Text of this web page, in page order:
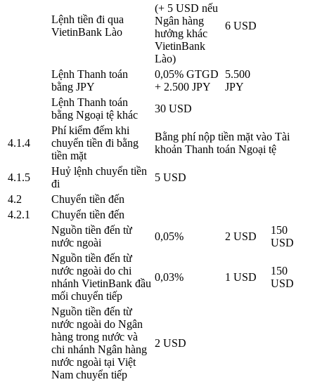
Lệnh tiền đi qua
VietinBank Lào
6 USD
(+ 5 USD nếu
Ngân hàng
hưởng khác
VietinBank
Lào)
Lệnh Thanh toán
bằng JPY
0,05% GTGD
+ 2.500 JPY
5.500
JPY
Lệnh Thanh toán
bằng Ngoại tệ khác
30 USD
4.1.4
Phí kiểm đếm khi
chuyển tiền đi bằng
tiền mặt
Bằng phí nộp tiền mặt vào Tài
khoản Thanh toán Ngoại tệ
4.1.5
Huỷ lệnh chuyển tiền
đi
5 USD
4.2
Chuyển tiền đến
4.2.1
Chuyển tiền đến
Nguồn tiền đến từ
nước ngoài
0,05% 2 USD
150
USD
Nguồn tiền đến từ
nước ngoài do chi
nhánh VietinBank đầu
mối chuyển tiếp
0,03% 1 USD
150
USD
Nguồn tiền đến từ
nước ngoài do Ngân
hàng trong nước và
chi nhánh Ngân hàng
nước ngoài tại Việt
Nam chuyển tiếp
2 USD